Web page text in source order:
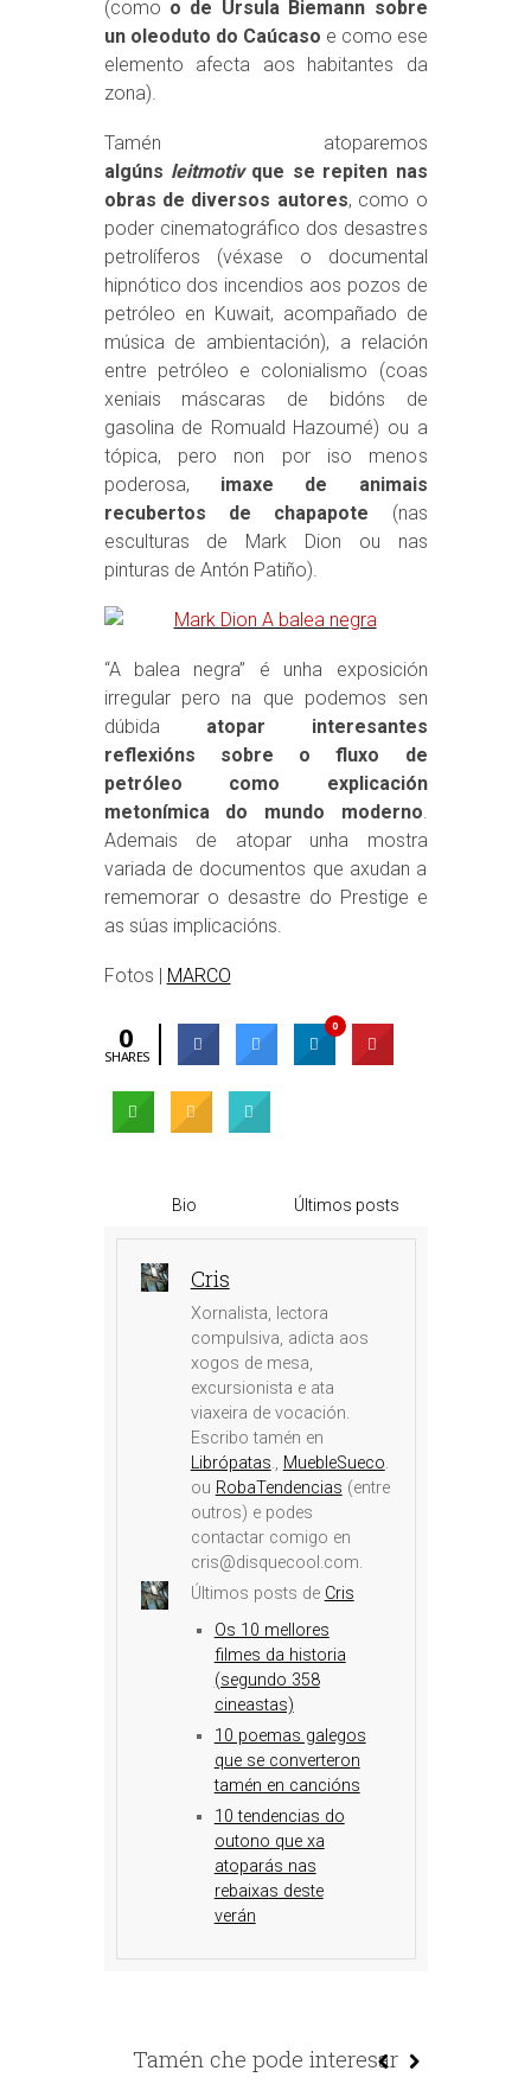
(como o de Ursula Biemann sobre
un oleoduto do Caúcaso e como ese
elemento afecta aos habitantes da
zona).
Tamén atoparemos
algúns leitmotivque se repiten nas
obras de diversos autores, como o
poder cinematográfico dos desastres
petrolíferos (véxase o documental
hipnótico dos incendios aos pozos de
petróleo en Kuwait, acompañado de
música de ambientación), a relación
entre petróleo e colonialismo (coas
xeniais máscaras de bidóns de
gasolina de Romuald Hazoumé) ou a
tópica, pero non por iso menos
poderosa, imaxe de animais
recubertos de chapapote (nas
esculturas de Mark Dion ou nas
pinturas de Antón Patiño).
“A balea negra” é unha exposición
irregular pero na que podemos sen
dúbida atopar interesantes
reflexións sobre o fluxo de
petróleo como explicación
metonímica do mundo moderno.
Ademais de atopar unha mostra
variada de documentos que axudan a
rememorar o desastre do Prestige e
as súas implicacións.
Fotos | MARCO
0
SHARES
0
Bio Últimos posts
Cris
Xornalista, lectora
compulsiva, adicta aos
xogos de mesa,
excursionista e ata
viaxeira de vocación.
Escribo tamén en
Librópatas., MuebleSueco.
ou RobaTendencias (entre
outros) e podes
contactar comigo en
cris@disquecool.com.
Últimos posts de Cris
Os 10 mellores
filmes da historia
(segundo 358
cineastas)
10 poemas galegos
que se converteron
tamén en cancións
10 tendencias do
outono que xa
atoparás nas
rebaixas deste
verán
Tamén che pode interesar